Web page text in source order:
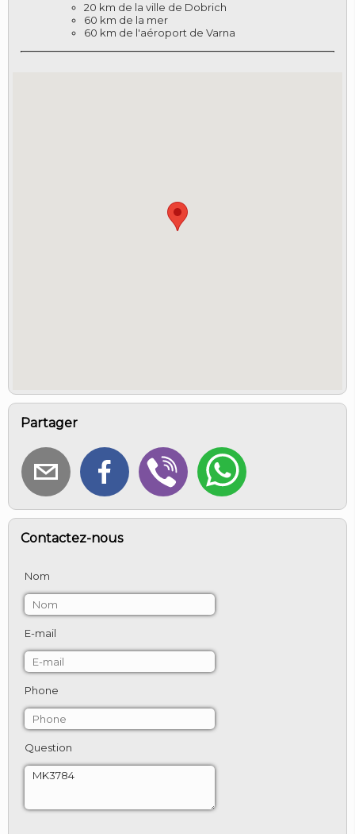
20 km de la ville de Dobrich
60 km de la mer
60 km de l'aéroport de Varna
Partager
Contactez-nous
Nom
E-mail
Phone
Question